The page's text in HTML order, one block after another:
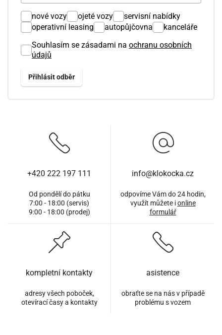
nové vozy ojeté vozy
servisní nabídky
operativní leasing
autopůjčovna
kanceláře
Souhlasím se zásadami na ochranu osobních
údajů
+420 222 197 111
Od pondělí do pátku
7:00 - 18:00 (servis)
9:00 - 18:00 (prodej)
info@klokocka.cz
odpovíme Vám do 24 hodin,
využít můžete ionline
formulář
kompletní kontakty
adresy všech poboček,
otevírací časy a kontakty
asistence
obraťte se na nás v případě
problému s vozem